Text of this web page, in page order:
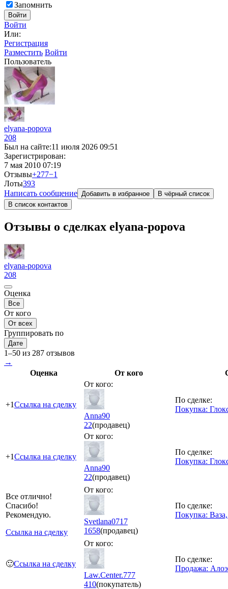
Запомнить
Войти
Войти
Или:
Регистрация
Разместить Войти
Пользователь
elyana-popova
208
Был на сайте:11 июля 2026 09:51
Зарегистрирован:
7 мая 2010 07:19
Отзывы+277−1
Лоты393
Написать сообщение Добавить в избранное
В чёрный список
В список контактов
Отзывы о сделках elyana-popova
elyana-popova
208
Оценка
Все
От кого
От всех
Группировать по
Дате
1–50 из 287 отзывов
→
Оценка
От кого
+1Ссылка на сделку
От кого:
Anna90
22(продавец)
По сделке:
Покупка:
+1Ссылка на сделку
От кого:
Anna90
22(продавец)
По сделке:
Покупка:
Все отлично!
Спасибо!
Рекомендую.
Ссылка на сделку
От кого:
Svetlana0717
1658(продавец)
По сделке:
Покупка: Ваза,
🙂Ссылка на сделку
От кого:
Law.Center.777
410(покупатель)
По сделке:
Продажа: Алоэ